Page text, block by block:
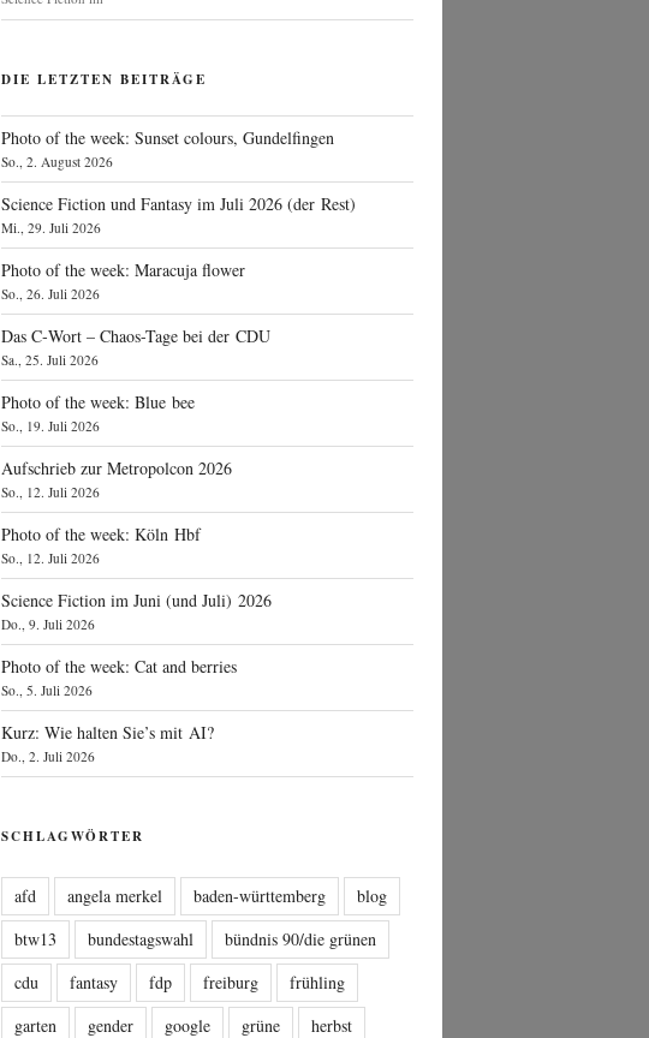
DIE LETZTEN BEITRÄGE
Photo of the week: Sunset colours, Gundelfingen
So., 2. August 2026
Science Fiction und Fantasy im Juli 2026 (der Rest)
Mi., 29. Juli 2026
Photo of the week: Maracuja flower
So., 26. Juli 2026
Das C‑Wort – Chaos-Tage bei der CDU
Sa., 25. Juli 2026
Photo of the week: Blue bee
So., 19. Juli 2026
Aufschrieb zur Metropolcon 2026
So., 12. Juli 2026
Photo of the week: Köln Hbf
So., 12. Juli 2026
Science Fiction im Juni (und Juli) 2026
Do., 9. Juli 2026
Photo of the week: Cat and berries
So., 5. Juli 2026
Kurz: Wie halten Sie’s mit AI?
Do., 2. Juli 2026
SCHLAGWÖRTER
afd angela merkel baden-württemberg
blog
btw13
bundestagswahl
bündnis 90/die grünen
cdu
fantasy fdp freiburg
frühling
garten
gender google grüne
herbst